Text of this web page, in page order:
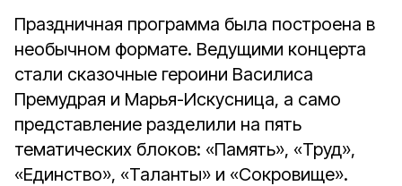
Праздничная программа была построена в
необычном формате. Ведущими концерта
стали сказочные героини Василиса
Премудрая и Марья-Искусница, а само
представление разделили на пять
тематических блоков: «Память», «Труд»,
«Единство», «Таланты» и «Сокровище».